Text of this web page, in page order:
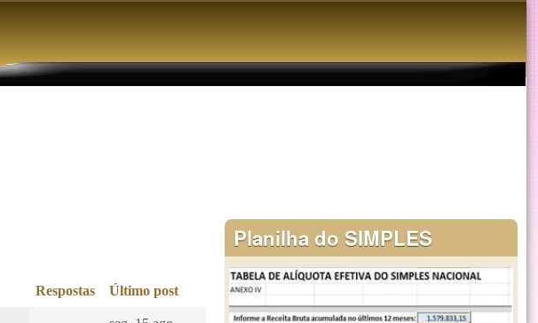
Respostas Último post
Planilha do SIMPLES